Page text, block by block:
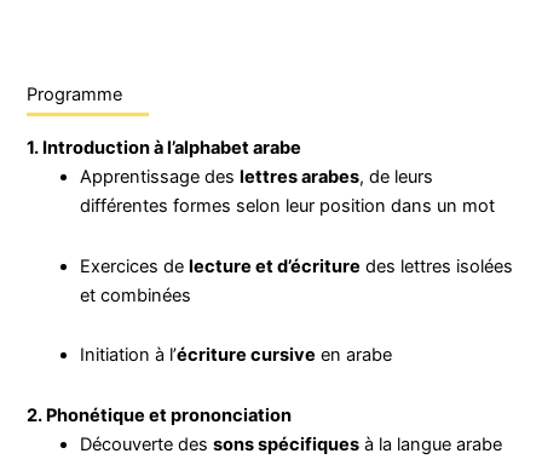
Programme
1. Introduction à l’alphabet arabe
Apprentissage des lettres arabes, de leurs
différentes formes selon leur position dans un mot
Exercices delecture et d’écriture des lettres isolées
et combinées
Initiation à l’écriture cursive en arabe
2. Phonétique et prononciation
Découverte dessons spécifiques à la langue arabe